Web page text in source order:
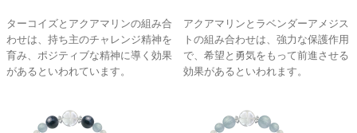
ターコイズとアクアマリンの組み合
わせは、持ち主のチャレンジ精神を
育み、ポジティブな精神に導く効果
があるといわれています。
アクアマリンとラベンダーアメジス
トの組み合わせは、強力な保護作用
で、希望と勇気をもって前進させる
効果があるといわれます。